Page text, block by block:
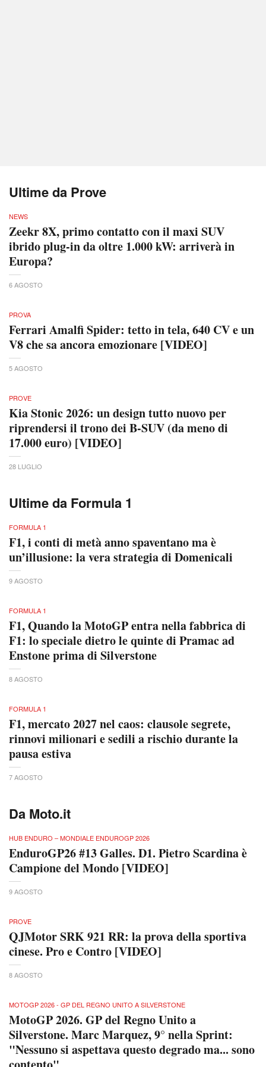
Ultime da Prove
NEWS
Zeekr 8X, primo contatto con il maxi SUV
ibrido plug-in da oltre 1.000 kW: arriverà in
Europa?
6 AGOSTO
PROVA
Ferrari Amalfi Spider: tetto in tela, 640 CV e un
V8 che sa ancora emozionare [VIDEO]
5 AGOSTO
PROVE
Kia Stonic 2026: un design tutto nuovo per
riprendersi il trono dei B-SUV (da meno di
17.000 euro) [VIDEO]
28 LUGLIO
Ultime da Formula 1
FORMULA 1
F1, i conti di metà anno spaventano ma è
un’illusione: la vera strategia di Domenicali
9 AGOSTO
FORMULA 1
F1, Quando la MotoGP entra nella fabbrica di
F1: lo speciale dietro le quinte di Pramac ad
Enstone prima di Silverstone
8 AGOSTO
FORMULA 1
F1, mercato 2027 nel caos: clausole segrete,
rinnovi milionari e sedili a rischio durante la
pausa estiva
7 AGOSTO
Da Moto.it
HUB ENDURO – MONDIALE ENDUROGP 2026
EnduroGP26 #13 Galles. D1. Pietro Scardina è
Campione del Mondo [VIDEO]
9 AGOSTO
PROVE
QJMotor SRK 921 RR: la prova della sportiva
cinese. Pro e Contro [VIDEO]
8 AGOSTO
MOTOGP 2026 - GP DEL REGNO UNITO A SILVERSTONE
MotoGP 2026. GP del Regno Unito a
Silverstone. Marc Marquez, 9° nella Sprint:
"Nessuno si aspettava questo degrado ma... sono